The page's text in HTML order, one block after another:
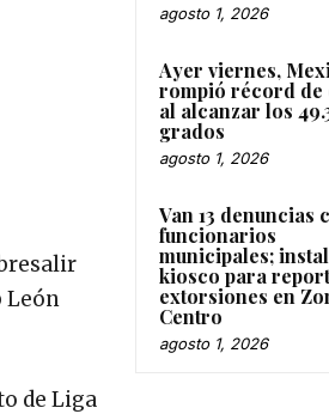
León
de Liga
agosto 1, 2026
Ayer viernes,
rompió récord de
al alcanzar los
grados
agosto 1, 2026
Van 13 denuncias
funcionarios
municipales;
kiosco para
extorsiones en
Centro
agosto 1, 2026